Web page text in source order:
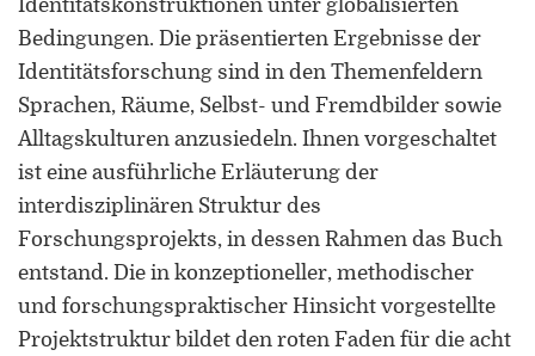
Identitätskonstruktionen unter globalisierten
Bedingungen. Die präsentierten Ergebnisse der
Identitätsforschung sind in den Themenfeldern
Sprachen, Räume, Selbst- und Fremdbilder sowie
Alltagskulturen anzusiedeln. Ihnen vorgeschaltet
ist eine ausführliche Erläuterung der
interdisziplinären Struktur des
Forschungsprojekts, in dessen Rahmen das Buch
entstand. Die in konzeptioneller, methodischer
und forschungspraktischer Hinsicht vorgestellte
Projektstruktur bildet den roten Faden für die acht